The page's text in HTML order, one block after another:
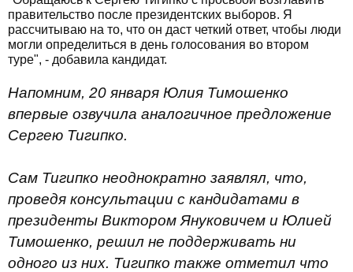
правительство после президентских выборов. Я
рассчитываю на то, что он даст четкий ответ, чтобы люди
могли определиться в день голосования во втором
туре", - добавила кандидат.
Напомним, 20 января Юлия Тимошенко
впервые озвучила аналогичное предложение
Сергею Тигипко.
Сам Тигипко неоднократно заявлял, что,
проведя консультации с кандидатами в
президенты Виктором Януковичем и Юлией
Тимошенко, решил не поддерживать ни
одного из них. Тигипко также отметил что